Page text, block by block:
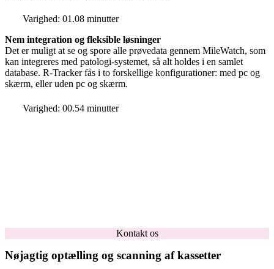
Varighed: 01.08 minutter
Nem integration og fleksible løsninger
Det er muligt at se og spore alle prøvedata gennem MileWatch, som
kan integreres med patologi-systemet, så alt holdes i en samlet
database. R-Tracker fås i to forskellige konfigurationer: med pc og
skærm, eller uden pc og skærm.
Varighed: 00.54 minutter
Kontakt os
Nøjagtig optælling og scanning af kassetter